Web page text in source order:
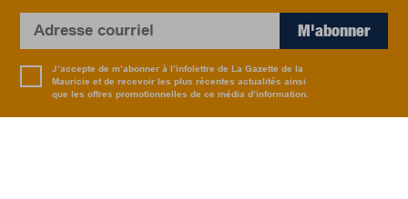
M'abonner
J’accepte de m’abonner à l’infolettre de La Gazette de la
Mauricie et de recevoir les plus récentes actualités ainsi
que les offres promotionnelles de ce média d’information.